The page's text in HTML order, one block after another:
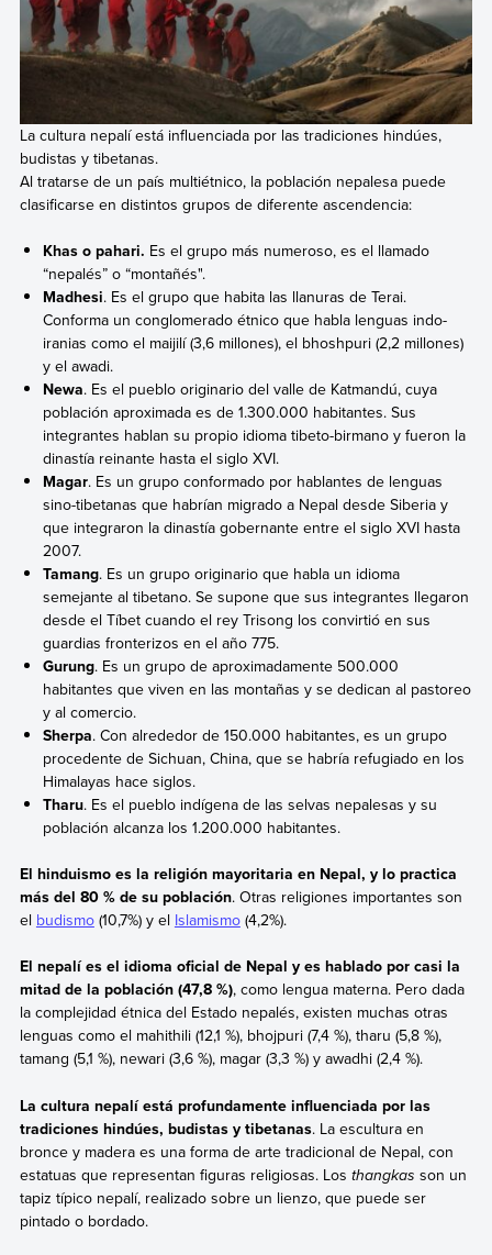
La cultura nepalí está influenciada por las tradiciones hindúes,
budistas y tibetanas.
Al tratarse de un país multiétnico, la población nepalesa puede
clasificarse en distintos grupos de diferente ascendencia:
Khas o pahari. Es el grupo más numeroso, es el llamado
“nepalés” o “montañés".
Madhesi. Es el grupo que habita las llanuras de Terai.
Conforma un conglomerado étnico que habla lenguas indo-
iranias como el maijilí (3,6 millones), el bhoshpuri (2,2 millones)
y el awadi.
Newa. Es el pueblo originario del valle de Katmandú, cuya
población aproximada es de 1.300.000 habitantes. Sus
integrantes hablan su propio idioma tibeto-birmano y fueron la
dinastía reinante hasta el siglo XVI.
Magar. Es un grupo conformado por hablantes de lenguas
sino-tibetanas que habrían migrado a Nepal desde Siberia y
que integraron la dinastía gobernante entre el siglo XVI hasta
2007.
Tamang. Es un grupo originario que habla un idioma
semejante al tibetano. Se supone que sus integrantes llegaron
desde el Tíbet cuando el rey Trisong los convirtió en sus
guardias fronterizos en el año 775.
Gurung. Es un grupo de aproximadamente 500.000
habitantes que viven en las montañas y se dedican al pastoreo
y al comercio.
Sherpa. Con alrededor de 150.000 habitantes, es un grupo
procedente de Sichuan, China, que se habría refugiado en los
Himalayas hace siglos.
Tharu. Es el pueblo indígena de las selvas nepalesas y su
población alcanza los 1.200.000 habitantes.
El hinduismo es la religión mayoritaria en Nepal, y lo practica
más del 80 % de su población. Otras religiones importantes son
el budismo(10,7%) y el Islamismo(4,2%).
El nepalí es el idioma oficial de Nepal y es hablado por casi la
mitad de la población (47,8 %), como lengua materna. Pero dada
la complejidad étnica del Estado nepalés, existen muchas otras
lenguas como el mahithili (12,1 %), bhojpuri (7,4 %), tharu (5,8 %),
tamang (5,1 %), newari (3,6 %), magar (3,3 %) y awadhi (2,4 %).
La cultura nepalí está profundamente influenciada por las
tradiciones hindúes, budistas y tibetanas. La escultura en
bronce y madera es una forma de arte tradicional de Nepal, con
estatuas que representan figuras religiosas. Los thangkas son un
tapiz típico nepalí, realizado sobre un lienzo, que puede ser
pintado o bordado.